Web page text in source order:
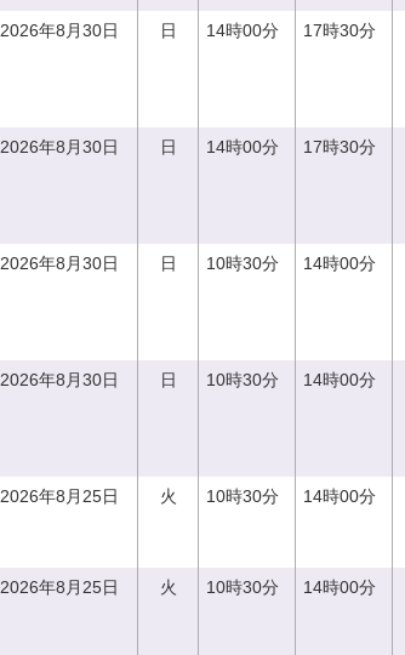
2026年8月30日 日 14時00分 17時30分
2026年8月30日 日 14時00分 17時30分
2026年8月30日 日 10時30分 14時00分
2026年8月30日 日 10時30分 14時00分
2026年8月25日 火 10時30分 14時00分
2026年8月25日 火 10時30分 14時00分